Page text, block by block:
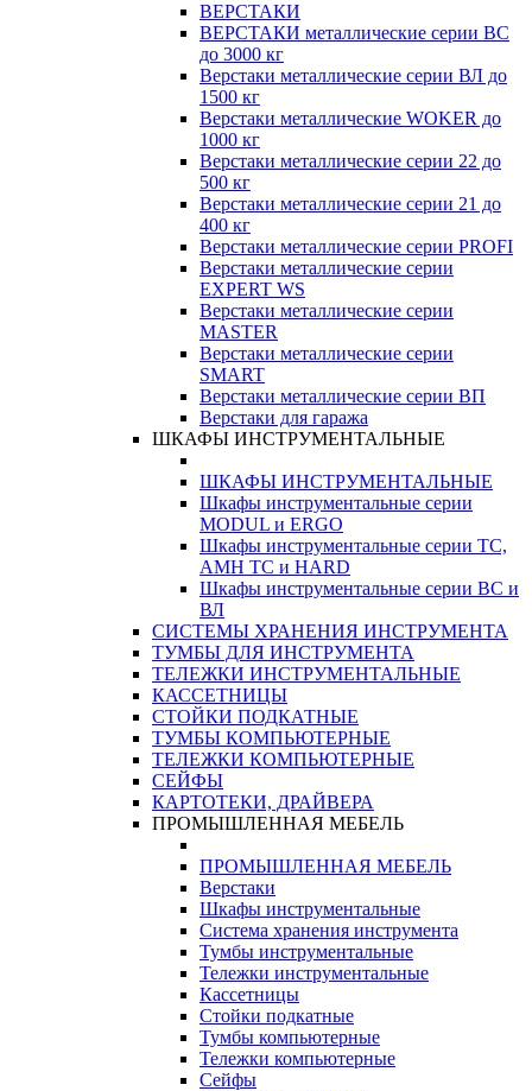
ВЕРСТАКИ
ВЕРСТАКИ металлические серии ВС
до 3000 кг
Верстаки металлические серии ВЛ до
1500 кг
Верстаки металлические WOKER до
1000 кг
Верстаки металлические серии 22 до
500 кг
Верстаки металлические серии 21 до
400 кг
Верстаки металлические серии PROFI
Верстаки металлические серии
EXPERT WS
Верстаки металлические серии
MASTER
Верстаки металлические серии
SMART
Верстаки металлические серии ВП
Верстаки для гаража
ШКАФЫ ИНСТРУМЕНТАЛЬНЫЕ
ШКАФЫ ИНСТРУМЕНТАЛЬНЫЕ
Шкафы инструментальные серии
MODUL и ERGO
Шкафы инструментальные серии ТС,
АМН ТС и HARD
Шкафы инструментальные серии ВС и
ВЛ
СИСТЕМЫ ХРАНЕНИЯ ИНСТРУМЕНТА
ТУМБЫ ДЛЯ ИНСТРУМЕНТА
ТЕЛЕЖКИ ИНСТРУМЕНТАЛЬНЫЕ
КАССЕТНИЦЫ
СТОЙКИ ПОДКАТНЫЕ
ТУМБЫ КОМПЬЮТЕРНЫЕ
ТЕЛЕЖКИ КОМПЬЮТЕРНЫЕ
СЕЙФЫ
КАРТОТЕКИ, ДРАЙВЕРА
ПРОМЫШЛЕННАЯ МЕБЕЛЬ
ПРОМЫШЛЕННАЯ МЕБЕЛЬ
Верстаки
Шкафы инструментальные
Система хранения инструмента
Тумбы инструментальные
Тележки инструментальные
Кассетницы
Стойки подкатные
Тумбы компьютерные
Тележки компьютерные
Сейфы